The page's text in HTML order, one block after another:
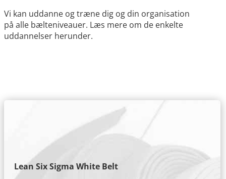
Vi kan uddanne og træne dig og din organisation
på alle bælteniveauer. Læs mere om de enkelte
uddannelser herunder.
Lean Six Sigma White Belt